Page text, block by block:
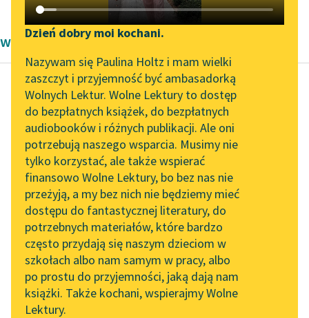
Katalog DAISY
Podkasty o książkach
Zgłoś brak utworu
Aktualności
„Prokurator Alicja Horn”
do słuchania
Byliśmy częścią AI Impact
Lab
Zapraszamy na spotkanie
online z tłumaczkami
literatury skandynawskiej
Spotkanie z Katarzyną
Tunkiel w Oslo
102. lata temu zmarł
Joseph Conrad
Narzędzia
Mapa Wolnych Lektur
Leśmianator
Przewodnik dla piszących i
czytających
API
OAI-PMH
Widget Wolnych Lektur
Przypisy
Dzień dobry moi kochani.
Nazywam się Paulina Holtz i mam wielki
zaszczyt i przyjemność być ambasadorką
Wolnych Lektur. Wolne Lektury to dostęp
do bezpłatnych książek, do bezpłatnych
audiobooków i różnych publikacji. Ale oni
potrzebują naszego wsparcia. Musimy nie
tylko korzystać, ale także wspierać
finansowo Wolne Lektury, bo bez nas nie
przeżyją, a my bez nich nie będziemy mieć
dostępu do fantastycznej literatury, do
potrzebnych materiałów, które bardzo
często przydają się naszym dzieciom w
szkołach albo nam samym w pracy, albo
po prostu do przyjemności, jaką dają nam
książki. Także kochani, wspierajmy Wolne
Lektury.
wiersze okresu współczesności Jaś Kapela
Jaś Kapela
Jak zostałem
wojownikiem
MDMA
Czy plansza spłonie,
zanim zdołam
wytłumaczyć,
że nie ma etycznej
konsumpcji w
kapitalizmie